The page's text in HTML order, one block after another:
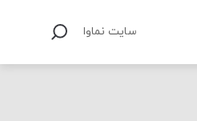
سایت نماوا